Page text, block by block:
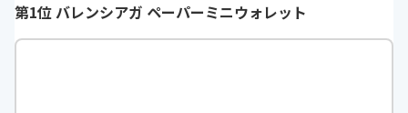
第1位 バレンシアガ ペーパーミニウォレット